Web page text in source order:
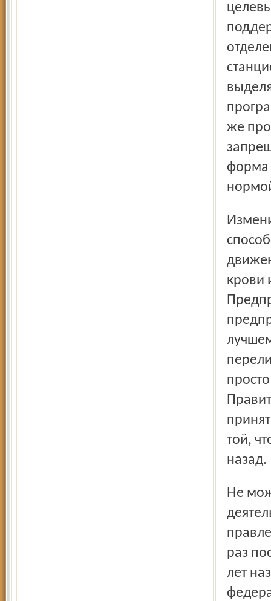
же
форма
Изменившаяся экономическая система не только не
крови
той,
назад.
Не может не сказываться и отсутствие внимания к
раз
лет